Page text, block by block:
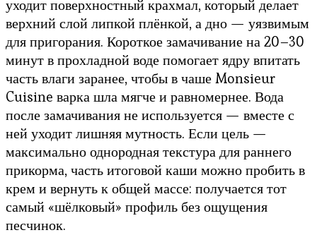
уходит поверхностный крахмал, который делает
верхний слой липкой плёнкой, а дно — уязвимым
для пригорания. Короткое замачивание на 20–30
минут в прохладной воде помогает ядру впитать
часть влаги заранее, чтобы в чаше Monsieur
Cuisine варка шла мягче и равномернее. Вода
после замачивания не используется — вместе с
ней уходит лишняя мутность. Если цель —
максимально однородная текстура для раннего
прикорма, часть итоговой каши можно пробить в
крем и вернуть к общей массе: получается тот
самый «шёлковый» профиль без ощущения
песчинок.